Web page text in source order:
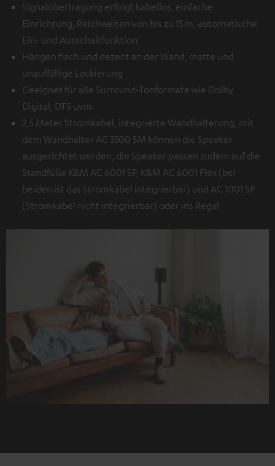
Signalübertragung erfolgt kabellos, einfache
Einrichtung, Reichweiten von bis zu 15 m, automatische
Ein- und Ausschaltfunktion
Hängen flach und dezent an der Wand, matte und
unauffällige Lackierung
Geeignet für alle Surround-Tonformate wie Dolby
Digital, DTS uvm.
2,5 Meter Stromkabel, integrierte Wandhalterung, mit
dem Wandhalter AC 3500 SM können die Speaker
ausgerichtet werden, die Speaker passen zudem auf die
Standfüße K&M AC 6001 SP, K&M AC 6001 Flex (bei
beiden ist das Stromkabel integrierbar) und AC 1001 SP
(Stromkabel nicht integrierbar) oder ins Regal